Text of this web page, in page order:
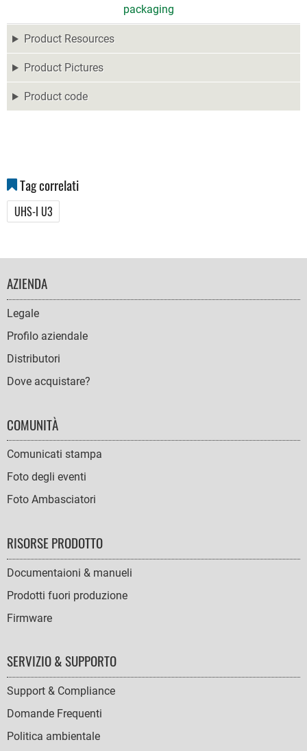
packaging
Product Resources
Product Pictures
Product code
Tag correlati
UHS-I U3
FOOTER
NAVIGATION
AZIENDA
Legale
Profilo aziendale
Distributori
Dove acquistare?
COMUNITÀ
Comunicati stampa
Foto degli eventi
Foto Ambasciatori
RISORSE PRODOTTO
Documentaioni & manueli
Prodotti fuori produzione
Firmware
SERVIZIO & SUPPORTO
Support & Compliance
Domande Frequenti
Politica ambientale